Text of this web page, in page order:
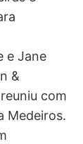
e Jane
&
com
Medeiros.